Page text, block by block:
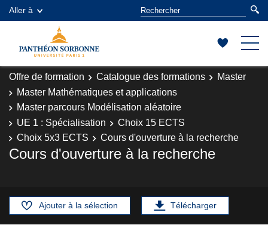
Aller à
Offre de formation Catalogue des formations
Master
Master Mathématiques et applications
Master parcours Modélisation aléatoire
UE 1 : Spécialisation
Choix 15 ECTS
Choix 5x3 ECTS
Cours d'ouverture à la recherche
Cours d'ouverture à la recherche
Ajouter à la sélection Télécharger